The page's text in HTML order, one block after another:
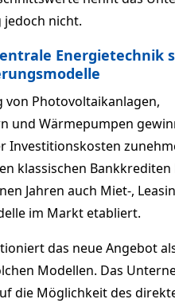
nicht.
Energietechnik
von Photovoltaikanlagen,
und Wärmepumpen
Investitionskosten
klassischen Bankkrediten
Jahren auch Miet-,
im Markt etabliert.
das neue Angebot
Modellen. Das
die Möglichkeit des